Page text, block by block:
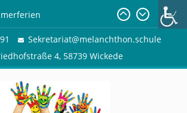
zur Freilichtbühne
Sekretariat@melanchthon.schule
4, 58739 Wickede